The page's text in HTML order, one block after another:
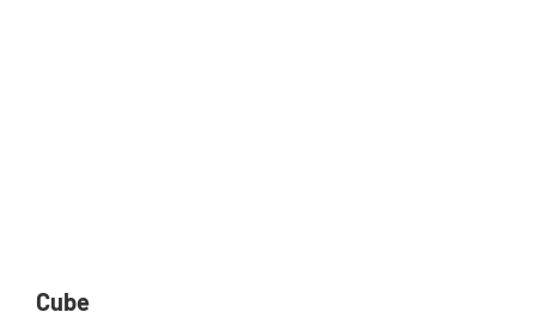
Cube